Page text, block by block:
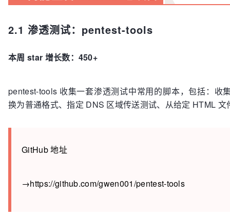
2.1 渗透测试：pentest-tools
本周 star 增长数：450+
pentest-tools 收集一套渗透测试中常用的脚本，包括：收
换为普通格式、指定 DNS 区域传送测试、从给定 HTML
GitHub 地址
→https://github.com/gwen001/pentest-tools